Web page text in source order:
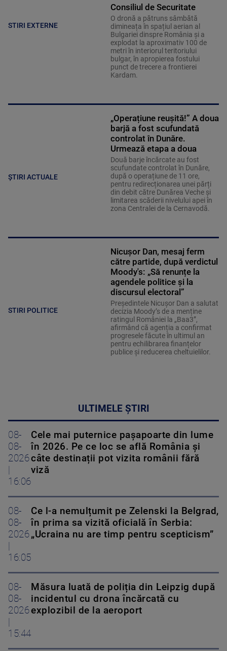
STIRI EXTERNE
Consiliul de Securitate
O dronă a pătruns sâmbătă
dimineața în spațiul aerian al
Bulgariei dinspre România și a
explodat la aproximativ 100 de
metri în interiorul teritoriului
bulgar, în apropierea fostului
punct de trecere a frontierei
Kardam.
ȘTIRI ACTUALE
„Operațiune reușită!” A doua
barjă a fost scufundată
controlat în Dunăre.
Urmează etapa a doua
Două barje încărcate au fost
scufundate controlat în Dunăre,
după o operațiune de 11 ore,
pentru redirecționarea unei părți
din debit către Dunărea Veche și
limitarea scăderii nivelului apei în
zona Centralei de la Cernavodă.
STIRI POLITICE
Nicușor Dan, mesaj ferm
către partide, după verdictul
Moody's: „Să renunțe la
agendele politice şi la
discursul electoral”
Președintele Nicușor Dan a salutat
decizia Moody’s de a menține
ratingul României la „Baa3”,
afirmând că agenția a confirmat
progresele făcute în ultimul an
pentru echilibrarea finanțelor
publice și reducerea cheltuielilor.
ULTIMELE ȘTIRI
08-
08-
2026
16:06
Cele mai puternice pașapoarte din lume
în 2026. Pe ce loc se află România și
câte destinații pot vizita românii fără
viză
08-
08-
2026
16:05
Ce l-a nemulțumit pe Zelenski la Belgrad,
în prima sa vizită oficială în Serbia:
„Ucraina nu are timp pentru scepticism”
08-
08-
2026
15:44
Măsura luată de poliția din Leipzig după
incidentul cu drona încărcată cu
explozibil de la aeroport